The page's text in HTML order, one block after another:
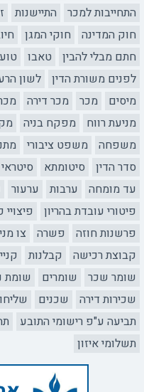
התחייבות למכר
התיישנות
חוק המדינה
חוקי המגן
חתם מבלי להבין
טאבו
לפנים משורת הדין
לשון
מיסים
מכר מכר דירה
מניעת רווח
מפקח בניה
משפחה
משפט ציבורי
סדר הדין
סיטומתא סיטראי
עד מומחה
ערבות ערעור
פיטורי עובדת בהריון
פיצויי
פרשנות חוזה
פשרה צו
קבוצת רכישה
קבלנות
שומר שכר
שומרים שומת
שכירות דירה
שכנים
תביעה ע"פ רישומי התובע
תשלומי איזון